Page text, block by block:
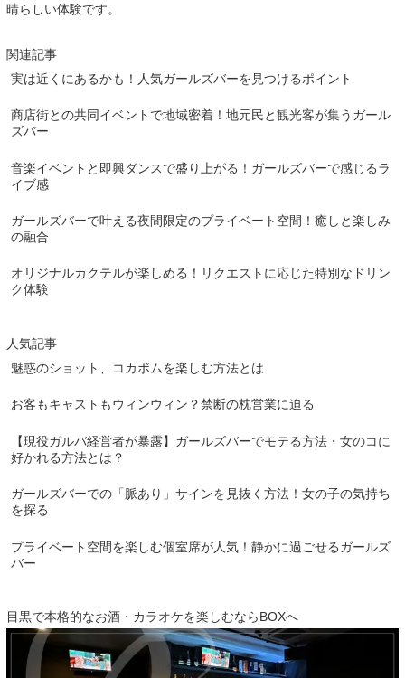
晴らしい体験です。
関連記事
実は近くにあるかも！人気ガールズバーを見つけるポイント
商店街との共同イベントで地域密着！地元民と観光客が集うガール
ズバー
音楽イベントと即興ダンスで盛り上がる！ガールズバーで感じるラ
イブ感
ガールズバーで叶える夜間限定のプライベート空間！癒しと楽しみ
の融合
オリジナルカクテルが楽しめる！リクエストに応じた特別なドリン
ク体験
人気記事
魅惑のショット、コカボムを楽しむ方法とは
お客もキャストもウィンウィン？禁断の枕営業に迫る
【現役ガルバ経営者が暴露】ガールズバーでモテる方法・女のコに
好かれる方法とは？
ガールズバーでの「脈あり」サインを見抜く方法！女の子の気持ち
を探る
プライベート空間を楽しむ個室席が人気！静かに過ごせるガールズ
バー
目黒で本格的なお酒・カラオケを楽しむならBOXへ